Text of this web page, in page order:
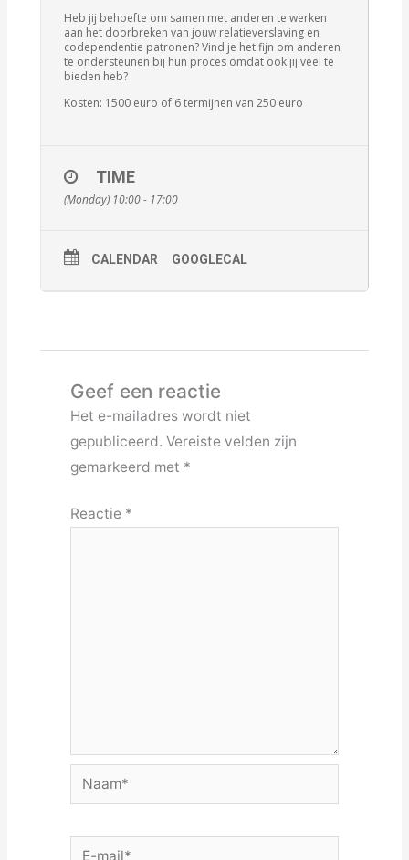
Heb jij behoefte om samen met anderen te werken
aan het doorbreken van jouw relatieverslaving en
codependentie patronen? Vind je het fijn om anderen
te ondersteunen bij hun proces omdat ook jij veel te
bieden heb?
Kosten: 1500 euro of 6 termijnen van 250 euro
TIME
(Monday) 10:00 - 17:00
CALENDAR GOOGLECAL
Geef een reactie
Het e-mailadres wordt niet
gepubliceerd. Vereiste velden zijn
gemarkeerd met *
Reactie *
Naam*
E-